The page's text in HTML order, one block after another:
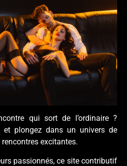
qui sort de l’ordinaire ?
et plongez dans un univers de
excitantes.
passionnés, ce site contributif